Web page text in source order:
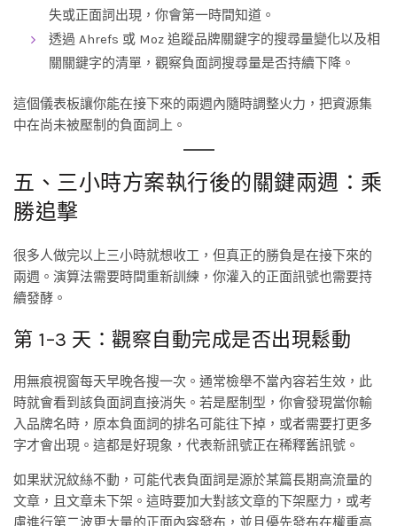
失或正面詞出現，你會第一時間知道。
透過 Ahrefs 或 Moz 追蹤品牌關鍵字的搜尋量變化以及相
關關鍵字的清單，觀察負面詞搜尋量是否持續下降。
這個儀表板讓你能在接下來的兩週內隨時調整火力，把資源集
中在尚未被壓制的負面詞上。
五、三小時方案執行後的關鍵兩週：乘
勝追擊
很多人做完以上三小時就想收工，但真正的勝負是在接下來的
兩週。演算法需要時間重新訓練，你灌入的正面訊號也需要持
續發酵。
第 1–3 天：觀察自動完成是否出現鬆動
用無痕視窗每天早晚各搜一次。通常檢舉不當內容若生效，此
時就會看到該負面詞直接消失。若是壓制型，你會發現當你輸
入品牌名時，原本負面詞的排名可能往下掉，或者需要打更多
字才會出現。這都是好現象，代表新訊號正在稀釋舊訊號。
如果狀況紋絲不動，可能代表負面詞是源於某篇長期高流量的
文章，且文章未下架。這時要加大對該文章的下架壓力，或考
慮進行第二波更大量的正面內容發布，並且優先發布在權重高